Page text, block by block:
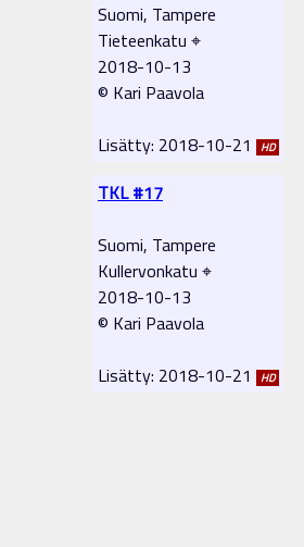
Suomi, Tampere
Tieteenkatu ⌖
2018-10-13
© Kari Paavola
Lisätty: 2018-10-21
HD
TKL #17
Suomi, Tampere
Kullervonkatu ⌖
2018-10-13
© Kari Paavola
Lisätty: 2018-10-21
HD